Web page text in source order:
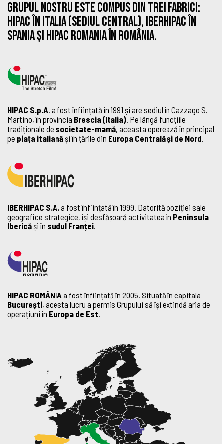
Grupul nostru este compus din trei fabrici:
HIPAC în Italia (sediul central), IBERHIPAC în
Spania și HIPAC ROMANIA în România.
HIPAC S.p.A. a fost înființată în 1991 și are sediul în Cazzago S.
Martino, în provincia Brescia (Italia). Pe lângă funcțiile
tradiționale de societate-mamă, aceasta operează în principal
pe piața italiană și în țările din Europa Centrală și de Nord.
IBERHIPAC S.A.a fost înființată în 1999. Datorită poziției sale
geografice strategice, își desfășoară activitatea în Peninsula
Iberică și în sudul Franței.
HIPAC ROMÂNIAa fost înființată în 2005. Situată în capitala
București, acesta lucru a permis Grupului să își extindă aria de
operațiuni în Europa de Est.